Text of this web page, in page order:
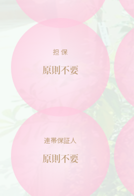
担 保
原則不要
連帯保証人
原則不要